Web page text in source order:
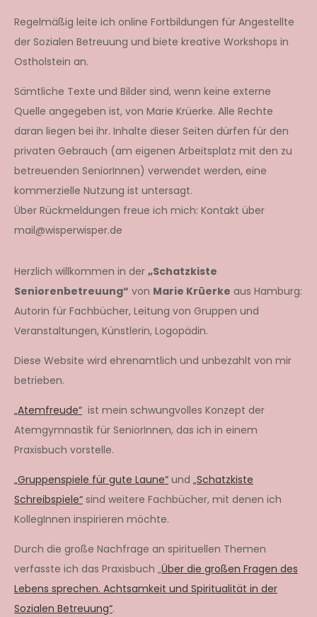
Regelmäßig leite ich online Fortbildungen für Angestellte
der Sozialen Betreuung und biete kreative Workshops in
Ostholstein an.
Sämtliche Texte und Bilder sind, wenn keine externe
Quelle angegeben ist, von Marie Krüerke. Alle Rechte
daran liegen bei ihr. Inhalte dieser Seiten dürfen für den
privaten Gebrauch (am eigenen Arbeitsplatz mit den zu
betreuenden SeniorInnen) verwendet werden, eine
kommerzielle Nutzung ist untersagt.
Über Rückmeldungen freue ich mich: Kontakt über
mail@wisperwisper.de
Herzlich willkommen in der „Schatzkiste
Seniorenbetreuung“ von Marie Krüerke aus Hamburg:
Autorin für Fachbücher, Leitung von Gruppen und
Veranstaltungen, Künstlerin, Logopädin.
Diese Website wird ehrenamtlich und unbezahlt von mir
betrieben.
„Atemfreude“ ist mein schwungvolles Konzept der
Atemgymnastik für SeniorInnen, das ich in einem
Praxisbuch vorstelle.
„Gruppenspiele für gute Laune“ und „Schatzkiste
Schreibspiele“ sind weitere Fachbücher, mit denen ich
KollegInnen inspirieren möchte.
Durch die große Nachfrage an spirituellen Themen
verfasste ich das Praxisbuch „Über die großen Fragen des
Lebens sprechen. Achtsamkeit und Spiritualität in der
Sozialen Betreuung“.